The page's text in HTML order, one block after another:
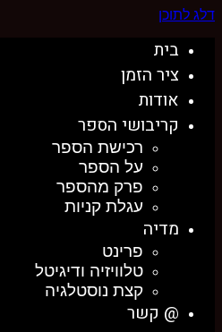
דלג לתוכן
בית
ציר הזמן
אודות
קריבושי הספר
רכישת הספר
על הספר
פרק מהספר
עגלת קניות
מדיה
פרינט
טלוויזיה ודיגיטל
קצת נוסטלגיה
@ קשר